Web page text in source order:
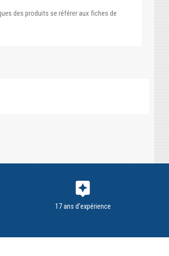
des produits se référer aux fiches de
assistant
17 ans d'expérience